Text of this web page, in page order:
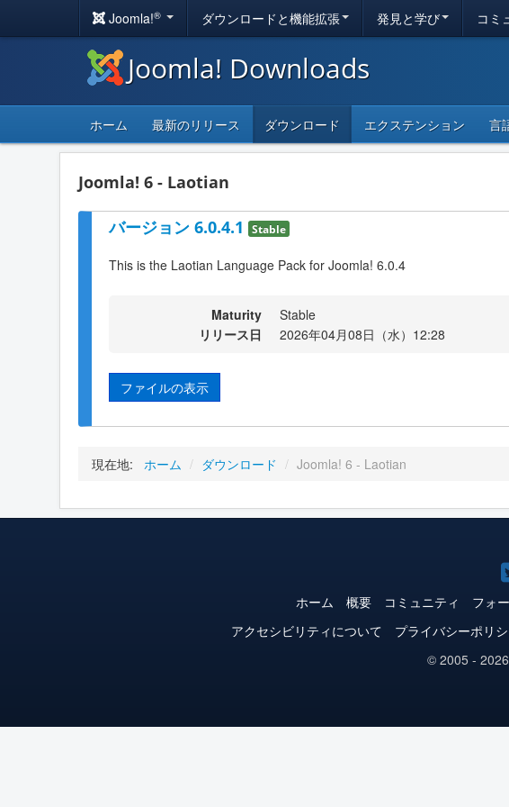
Joomla!® ダウンロードと機能拡張 発見と学び コミ
Joomla! Downloads
ホーム 最新のリリース ダウンロード エクステンション 言
Joomla! 6 - Laotian
バージョン 6.0.4.1 Stable
This is the Laotian Language Pack for Joomla! 6.0.4
Maturity
Stable
リリース日
2026年04月08日（水）12:28
ファイルの表示
現在地: ホーム / ダウンロード / Joomla! 6 - Laotian
ホーム 概要 コミュニティ フォ
アクセシビリティについて
プライバシーポリ
© 2005 - 2026